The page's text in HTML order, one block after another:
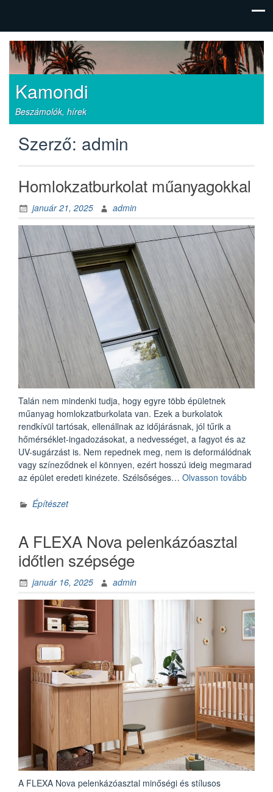
Kamondi
Beszámolók, hírek
Szerző: admin
Homlokzatburkolat műanyagokkal
január 21, 2025 admin
Talán nem mindenki tudja, hogy egyre több épületnek
műanyag homlokzatburkolata van. Ezek a burkolatok
rendkívül tartósak, ellenállnak az időjárásnak, jól tűrik a
hőmérséklet-ingadozásokat, a nedvességet, a fagyot és az
UV-sugárzást is. Nem repednek meg, nem is deformálódnak
vagy színeződnek el könnyen, ezért hosszú ideig megmarad
az épület eredeti kinézete. Szélsőséges… Olvasson tovább
Építészet
A FLEXA Nova pelenkázóasztal
időtlen szépsége
január 16, 2025 admin
A FLEXA Nova pelenkázóasztal minőségi és stílusos